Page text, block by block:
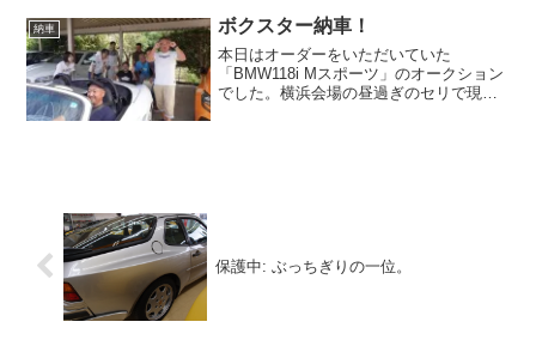
ますが、妻のミニバンがあるのでまず出
番がございません。基本...
納車 ボクスター納車！
本日はオーダーをいただいていた
「BMW118i Mスポーツ」のオークション
でした。横浜会場の昼過ぎのセリで現地
保護中: ぶっちぎりの一位。